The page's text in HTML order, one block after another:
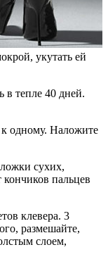
укутать ей
в тепле 40 дней.
одному. Наложите
сухих,
пальцев
клевера. 3
размешайте,
слоем,